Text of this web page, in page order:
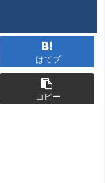
はてブ
コピー